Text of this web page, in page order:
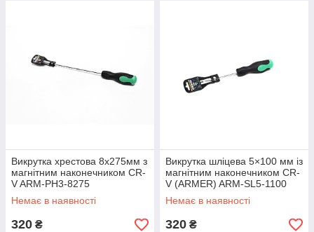
Викрутка хрестова 8х275мм з
магнітним наконечником CR-
V ARM-PH3-8275
Немає в наявності
320 ₴
Викрутка шліцева 5×100 мм із
магнітним наконечником CR-
V (ARMER) ARM-SL5-1100
Немає в наявності
320 ₴